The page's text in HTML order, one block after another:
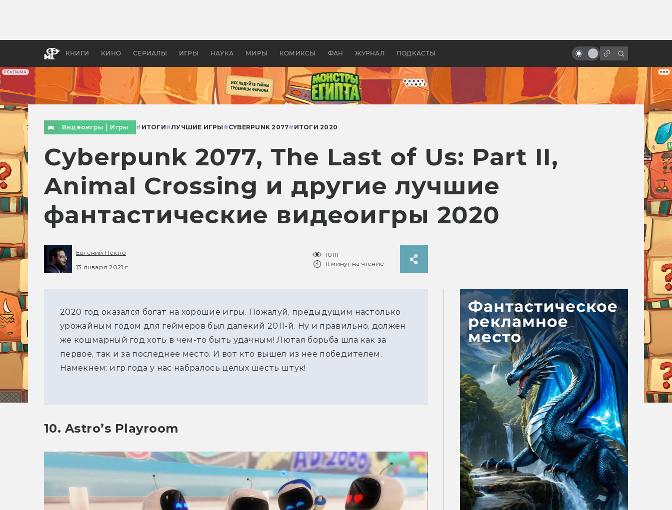
РЕКЛАМА
КНИГИ КИНО СЕРИАЛЫ ИГРЫ НАУКА МИРЫ КОМИКСЫ ФАН ЖУРНАЛ ПОДКАСТЫ
бы «Властелина колец»
Древней Грецией
2010-е
Видеоигры Игры # ИТОГИ#ЛУЧШИЕ ИГРЫ #CYBERPUNK 2077# ИТОГИ 2020
Cyberpunk 2077, The Last of Us: Part II,
Animal Crossing и другие лучшие
фантастические видеоигры 2020
Евгений Пекло
13 января 2021 г.
10111
11 минут на чтение
2020 год оказался богат на хорошие игры. Пожалуй, предыдущим настолько
урожайным годом для геймеров был далёкий 2011-й. Ну и правильно, должен
же кошмарный год хоть в чём-то быть удачным! Лютая борьба шла как за
первое, так и за последнее место. И вот кто вышел из неё победителем.
Намекнём: игр года у нас набралось целых шесть штук!
10. Astro’s Playroom